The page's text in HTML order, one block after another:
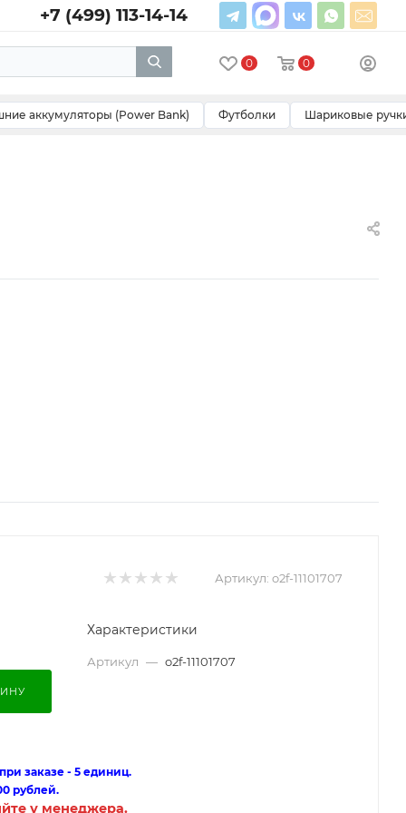
+7 (499) 113-14-14
0 0
аккумуляторы (Power Bank) Футболки Шариковые
Артикул: o2f-11101707
Характеристики
Артикул — o2f-11101707
заказе - 5 единиц.
рублей.
у менеджера.